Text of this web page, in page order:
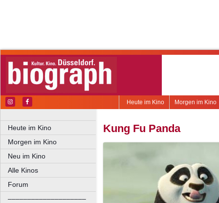
Morgen im Kino
Heute im Kino
Heute im Kino
Morgen im Kino
Neu im Kino
Alle Kinos
Forum
––––––––––––––––––––
Kung Fu Panda